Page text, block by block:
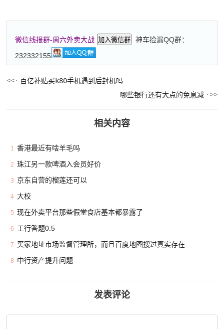
微信线报群-周六外卖大战 加入微信群
神车捡漏QQ群：
232332155
百亿补贴买k80手机遇到后封机吗
哪些银行还有大点的免息减
相关内容
1 香港最近有啥羊毛吗
2 珠江另一款啤酒入会员好价
3 京东自营的榴莲还可以
4 大校
5 现在外卖平台那些假堂食店基本都暴露了
6 工行答题0.5
7 买家地址市场监督管理所，而且百度地图搜过真实存在
8 中行资产提升问题
发表评论